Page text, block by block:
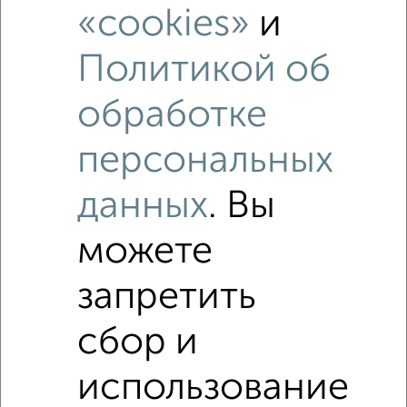
Рядом, с меньшей ценой
Недалеко от Салтыкова-Щедрина 48 с ценой ниже
«cookies» и
Политикой об
обработке
персональных
данных. Вы
можете
запретить
сбор и
использование